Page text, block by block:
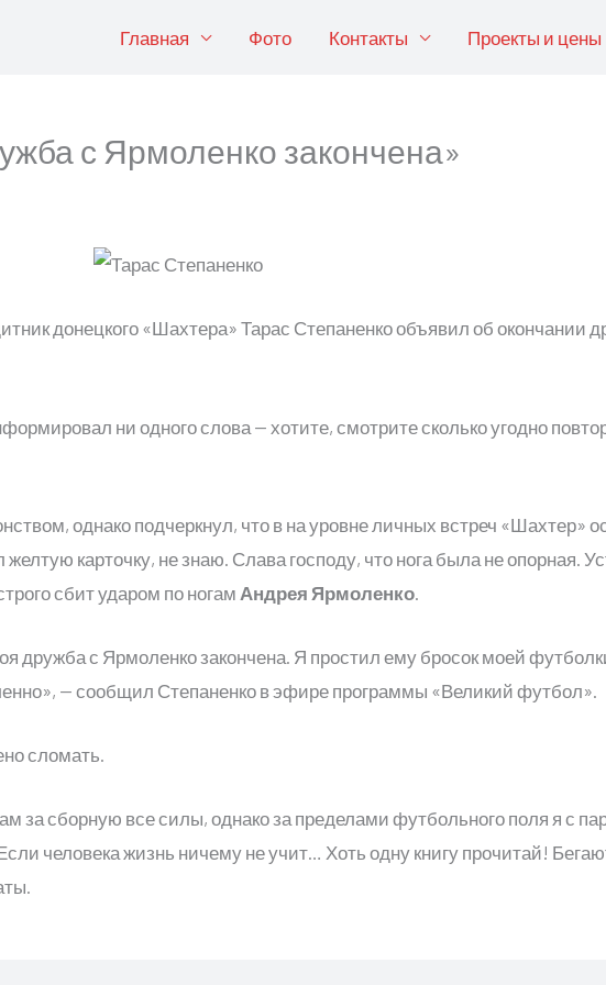
Главная Фото Контакты Проекты и цены
с Ярмоленко закончена»
донецкого «Шахтера» Тарас Степаненко объявил об окончании
ни одного слова — хотите, смотрите сколько угодно
однако подчеркнул, что в на уровне личных встреч «Шахтер»
карточку, не знаю. Слава господу, что нога была не опорная.
сбит ударом по ногам Андрея Ярмоленко
дружба с Ярмоленко закончена. Я простил ему бросок моей
— сообщил Степаненко в эфире программы «Великий футбол».
сломать.
за сборную все силы, однако за пределами футбольного поля я с
человека жизнь ничему не учит… Хоть одну книгу прочитай!